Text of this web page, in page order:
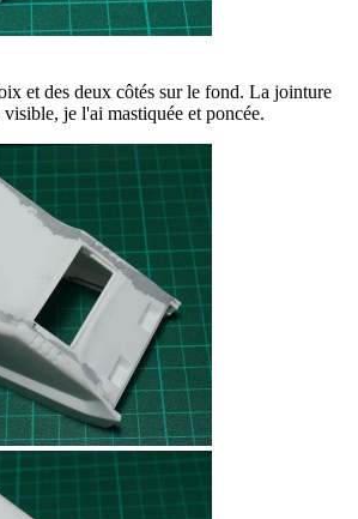
et des deux côtés sur le fond. La jointure
je l'ai mastiquée et poncée.